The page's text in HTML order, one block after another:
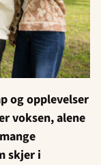
og opplevelser
voksen, alene
skjer i